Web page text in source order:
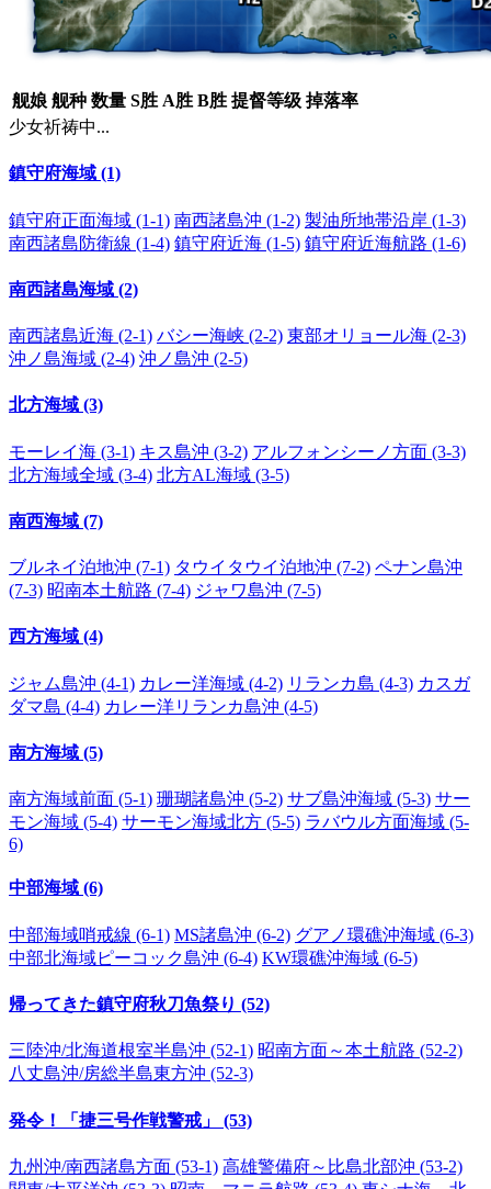
舰娘 舰种 数量 S胜 A胜 B胜 提督等级 掉落率
少女祈祷中...
鎮守府海域 (1)
鎮守府正面海域 (1-1) 南西諸島沖 (1-2) 製油所地帯沿岸 (1-3)
南西諸島防衛線 (1-4) 鎮守府近海 (1-5) 鎮守府近海航路 (1-6)
南西諸島海域 (2)
南西諸島近海 (2-1) バシー海峡 (2-2) 東部オリョール海 (2-3)
沖ノ島海域 (2-4) 沖ノ島沖 (2-5)
北方海域 (3)
モーレイ海 (3-1) キス島沖 (3-2) アルフォンシーノ方面 (3-3)
北方海域全域 (3-4) 北方AL海域 (3-5)
南西海域 (7)
ブルネイ泊地沖 (7-1) タウイタウイ泊地沖 (7-2) ペナン島沖
(7-3) 昭南本土航路 (7-4) ジャワ島沖 (7-5)
西方海域 (4)
ジャム島沖 (4-1) カレー洋海域 (4-2) リランカ島 (4-3) カスガ
ダマ島 (4-4) カレー洋リランカ島沖 (4-5)
南方海域 (5)
南方海域前面 (5-1) 珊瑚諸島沖 (5-2) サブ島沖海域 (5-3) サー
モン海域 (5-4) サーモン海域北方 (5-5) ラバウル方面海域 (5-
6)
中部海域 (6)
中部海域哨戒線 (6-1) MS諸島沖 (6-2) グアノ環礁沖海域 (6-3)
中部北海域ピーコック島沖 (6-4) KW環礁沖海域 (6-5)
帰ってきた鎮守府秋刀魚祭り (52)
三陸沖/北海道根室半島沖 (52-1) 昭南方面～本土航路 (52-2)
八丈島沖/房総半島東方沖 (52-3)
発令！「捷三号作戦警戒」 (53)
九州沖/南西諸島方面 (53-1) 高雄警備府～比島北部沖 (53-2)